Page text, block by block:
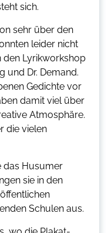
sich.
sehr über den
leider nicht
den Lyrikworkshop
und Dr. Demand.
Gedichte vor
damit viel über
Atmosphäre.
die vielen
das Husumer
sie in den
Schulen aus.